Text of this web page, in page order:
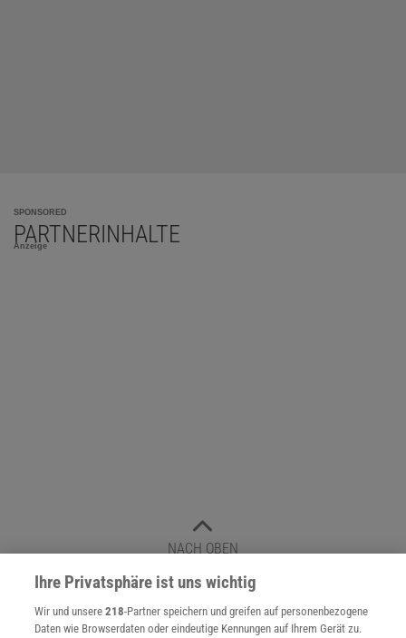
SPONSORED
PARTNERINHALTE
Anzeige
NACH OBEN
Für Sie im Spektrum-Shop und am Kiosk:
Ihre Privatsphäre ist uns wichtig
Wir und unsere218-Partner speichern und greifen auf personenbezogene
Daten wie Browserdaten oder eindeutige Kennungen auf Ihrem Gerät zu.